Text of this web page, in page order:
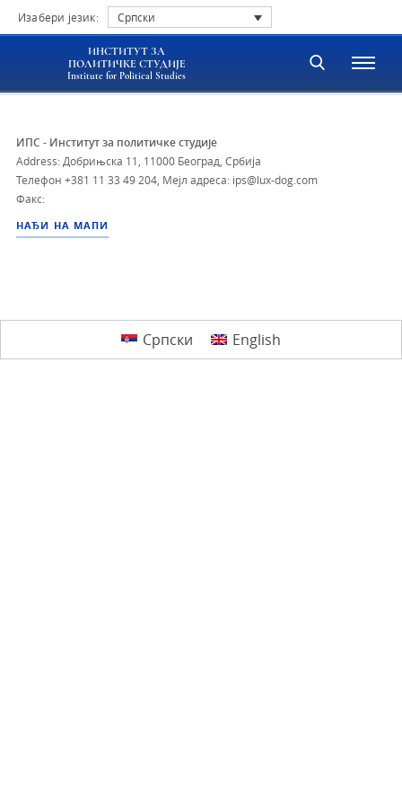
Изабери језик: Српски
ИНСТИТУТ ЗА
ПОЛИТИЧКЕ СТУДИЈЕ
Institute for Political Studies
ИПС - Институт за политичке студије
Address: Добрињска 11, 11000 Београд, Србија
Телефон +381 11 33 49 204 Мејл адреса: ips@lux-dog.com
Факс:
НАЂИ НА МАПИ
Српски English